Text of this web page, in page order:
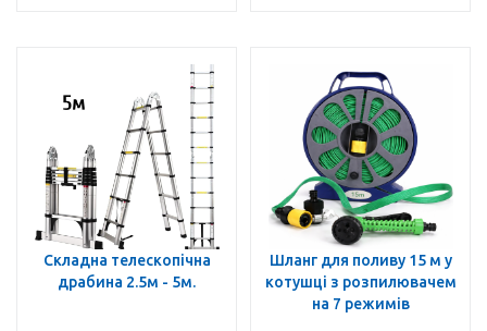
Складна телескопічна
драбина 2.5м - 5м.
Шланг для поливу 15 м у
котушці з розпилювачем
на 7 режимів